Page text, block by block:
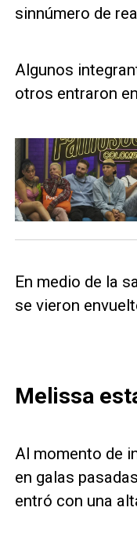
sinnúmero de
Algunos
otros entraron
En medio de la
se vieron
Melissa
Al momento de
en galas
entró con una